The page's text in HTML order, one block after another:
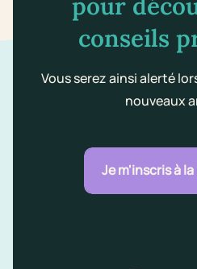
conseils
Vous serez ainsi alerté
nouveaux
Je m'inscris à